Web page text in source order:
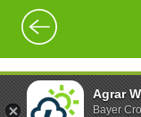
Agrar
Bayer